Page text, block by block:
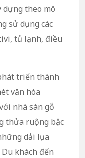
theo mô
sử dụng các
tủ lạnh, điều
triển thành
văn hóa
nhà sàn gỗ
thửa ruộng bậc
dải lụa
khách đến